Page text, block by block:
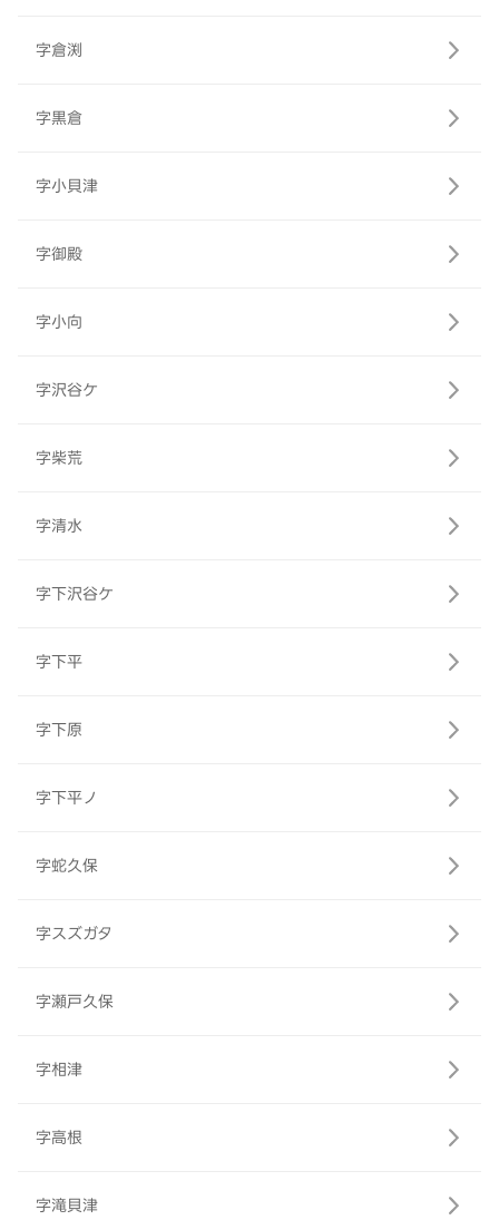
字倉渕
字黒倉
字小貝津
字御殿
字小向
字沢谷ケ
字柴荒
字清水
字下沢谷ケ
字下平
字下原
字下平ノ
字蛇久保
字スズガタ
字瀬戸久保
字相津
字高根
字滝貝津